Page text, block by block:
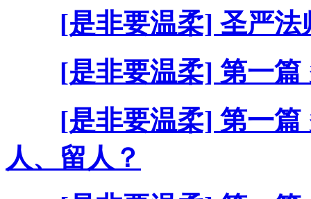
[是非要温柔] 圣严法
[是非要温柔] 第一
[是非要温柔] 第一
人、留人？